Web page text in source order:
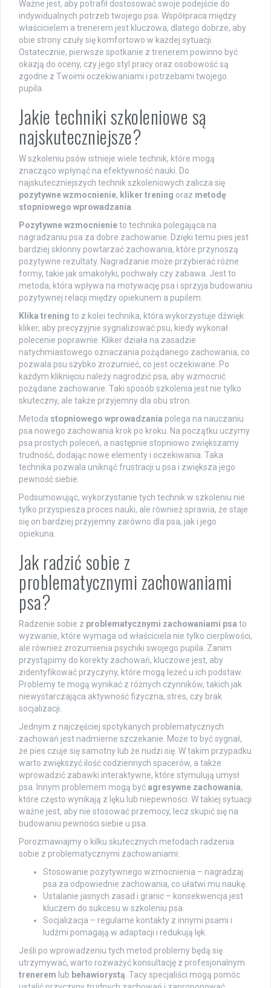
Ważne jest, aby potrafił dostosować swoje podejście do
indywidualnych potrzeb twojego psa. Współpraca między
właścicielem a trenerem jest kluczowa, dlatego dobrze, aby
obie strony czuły się komfortowo w każdej sytuacji.
Ostatecznie, pierwsze spotkanie z trenerem powinno być
okazją do oceny, czy jego styl pracy oraz osobowość są
zgodne z Twoimi oczekiwaniami i potrzebami twojego
pupila.
Jakie techniki szkoleniowe są
najskuteczniejsze?
W szkoleniu psów istnieje wiele technik, które mogą
znacząco wpłynąć na efektywność nauki. Do
najskuteczniejszych technik szkoleniowych zalicza się
pozytywne wzmocnienie, kliker trening oraz metodę
stopniowego wprowadzania.
Pozytywne wzmocnienieto technika polegająca na
nagradzaniu psa za dobre zachowanie. Dzięki temu pies jest
bardziej skłonny powtarzać zachowania, które przynoszą
pozytywne rezultaty. Nagradzanie może przybierać różne
formy, takie jak smakołyki, pochwały czy zabawa. Jest to
metoda, która wpływa na motywację psa i sprzyja budowaniu
pozytywnej relacji między opiekunem a pupilem.
Klika trening to z kolei technika, która wykorzystuje dźwięk
kliker, aby precyzyjnie sygnalizować psu, kiedy wykonał
polecenie poprawnie. Kliker działa na zasadzie
natychmiastowego oznaczania pożądanego zachowania, co
pozwala psu szybko zrozumieć, co jest oczekiwane. Po
każdym kliknięciu należy nagrodzić psa, aby wzmocnić
pożądane zachowanie. Taki sposób szkolenia jest nie tylko
skuteczny, ale także przyjemny dla obu stron.
Metoda stopniowego wprowadzania polega na nauczaniu
psa nowego zachowania krok po kroku. Na początku uczymy
psa prostych poleceń, a następnie stopniowo zwiększamy
trudność, dodając nowe elementy i oczekiwania. Taka
technika pozwala uniknąć frustracji u psa i zwiększa jego
pewność siebie.
Podsumowując, wykorzystanie tych technik w szkoleniu nie
tylko przyspiesza proces nauki, ale również sprawia, że staje
się on bardziej przyjemny zarówno dla psa, jak i jego
opiekuna.
Jak radzić sobie z
problematycznymi zachowaniami
psa?
Radzenie sobie z problematycznymi zachowaniami psa to
wyzwanie, które wymaga od właściciela nie tylko cierpliwości,
ale również zrozumienia psychiki swojego pupila. Zanim
przystąpimy do korekty zachowań, kluczowe jest, aby
zidentyfikować przyczyny, które mogą leżeć u ich podstaw.
Problemy te mogą wynikać z różnych czynników, takich jak
niewystarczająca aktywność fizyczna, stres, czy brak
socjalizacji.
Jednym z najczęściej spotykanych problematycznych
zachowań jest nadmierne szczekanie. Może to być sygnał,
że pies czuje się samotny lub że nudzi się. W takim przypadku
warto zwiększyć ilość codziennych spacerów, a także
wprowadzić zabawki interaktywne, które stymulują umysł
psa. Innym problemem mogą byćagresywne zachowania,
które często wynikają z lęku lub niepewności. W takiej sytuacji
ważne jest, aby nie stosować przemocy, lecz skupić się na
budowaniu pewności siebie u psa.
Porozmawiajmy o kilku skutecznych metodach radzenia
sobie z problematycznymi zachowaniami:
Stosowanie pozytywnego wzmocnienia – nagradzaj
psa za odpowiednie zachowania, co ułatwi mu naukę.
Ustalanie jasnych zasad i granic – konsekwencja jest
kluczem do sukcesu w szkoleniu psa.
Socjalizacja – regularne kontakty z innymi psami i
ludźmi pomagają w adaptacji i redukują lęk.
Jeśli po wprowadzeniu tych metod problemy będą się
utrzymywać, warto rozważyć konsultację z profesjonalnym
trenerem lub behawiorystą. Tacy specjaliści mogą pomóc